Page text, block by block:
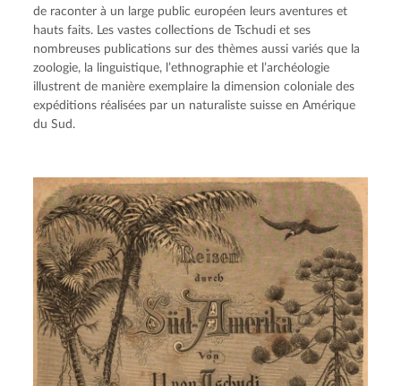
de raconter à un large public européen leurs aventures et
hauts faits. Les vastes collections de Tschudi et ses
nombreuses publications sur des thèmes aussi variés que la
zoologie, la linguistique, l’ethnographie et l’archéologie
illustrent de manière exemplaire la dimension coloniale des
expéditions réalisées par un naturaliste suisse en Amérique
du Sud.